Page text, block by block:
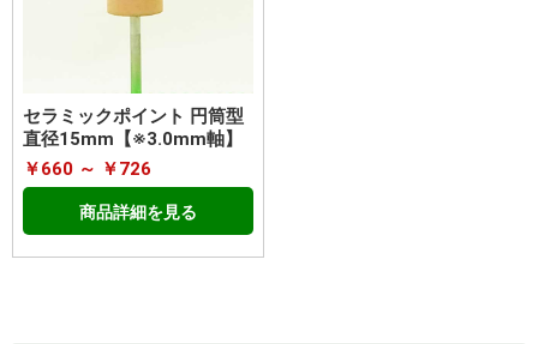
セラミックポイント 円筒型
直径15mm【※3.0mm軸】
￥660 ～ ￥726
商品詳細を見る